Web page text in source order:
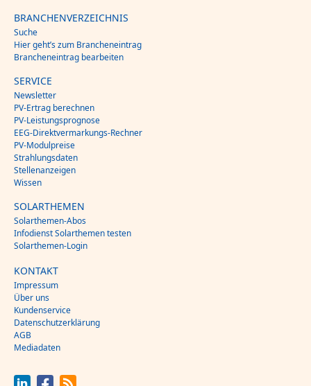
BRANCHENVERZEICHNIS
Suche
Hier geht’s zum Brancheneintrag
Brancheneintrag bearbeiten
SERVICE
Newsletter
PV-Ertrag berechnen
PV-Leistungsprognose
EEG-Direktvermarkungs-Rechner
PV-Modulpreise
Strahlungsdaten
Stellenanzeigen
Wissen
SOLARTHEMEN
Solarthemen-Abos
Infodienst Solarthemen testen
Solarthemen-Login
KONTAKT
Impressum
Über uns
Kundenservice
Datenschutzerklärung
AGB
Mediadaten